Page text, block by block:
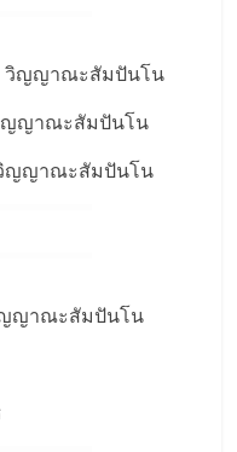
วิญญาณะสัมปันโน
ญญาณะสัมปันโน
วิญญาณะสัมปันโน
ญญาณะสัมปันโน